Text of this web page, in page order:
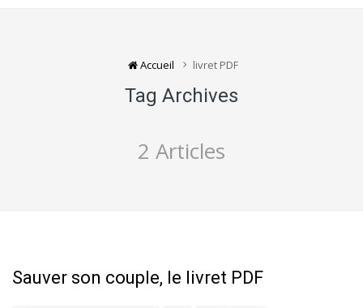
Accueil livret PDF
Tag Archives
2 Articles
Sauver son couple, le livret PDF